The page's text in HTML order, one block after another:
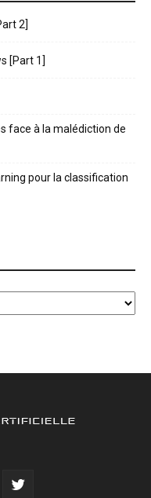
2]
[Part 1]
face à la malédiction de
pour la classification